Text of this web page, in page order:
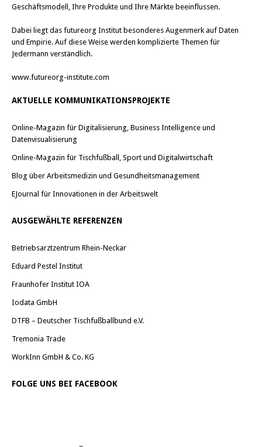
Geschäftsmodell, Ihre Produkte und Ihre Märkte beeinflussen.
Dabei liegt das futureorg Institut besonderes Augenmerk auf Daten
und Empirie. Auf diese Weise werden komplizierte Themen für
Jedermann verständlich.
www.futureorg-institute.com
AKTUELLE KOMMUNIKATIONSPROJEKTE
Online-Magazin für Digitalisierung, Business Intelligence und
Datenvisualisierung
Online-Magazin für Tischfußball, Sport und Digitalwirtschaft
Blog über Arbeitsmedizin und Gesundheitsmanagement
EJournal für Innovationen in der Arbeitswelt
AUSGEWÄHLTE REFERENZEN
Betriebsarztzentrum Rhein-Neckar
Eduard Pestel Institut
Fraunhofer Institut IOA
Iodata GmbH
DTFB – Deutscher Tischfußballbund e.V.
Tremonia Trade
WorkInn GmbH & Co. KG
FOLGE UNS BEI FACEBOOK